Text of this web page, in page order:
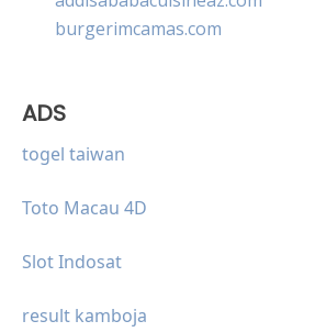
burgerimcamas.com
ADS
togel taiwan
Toto Macau 4D
Slot Indosat
result kamboja